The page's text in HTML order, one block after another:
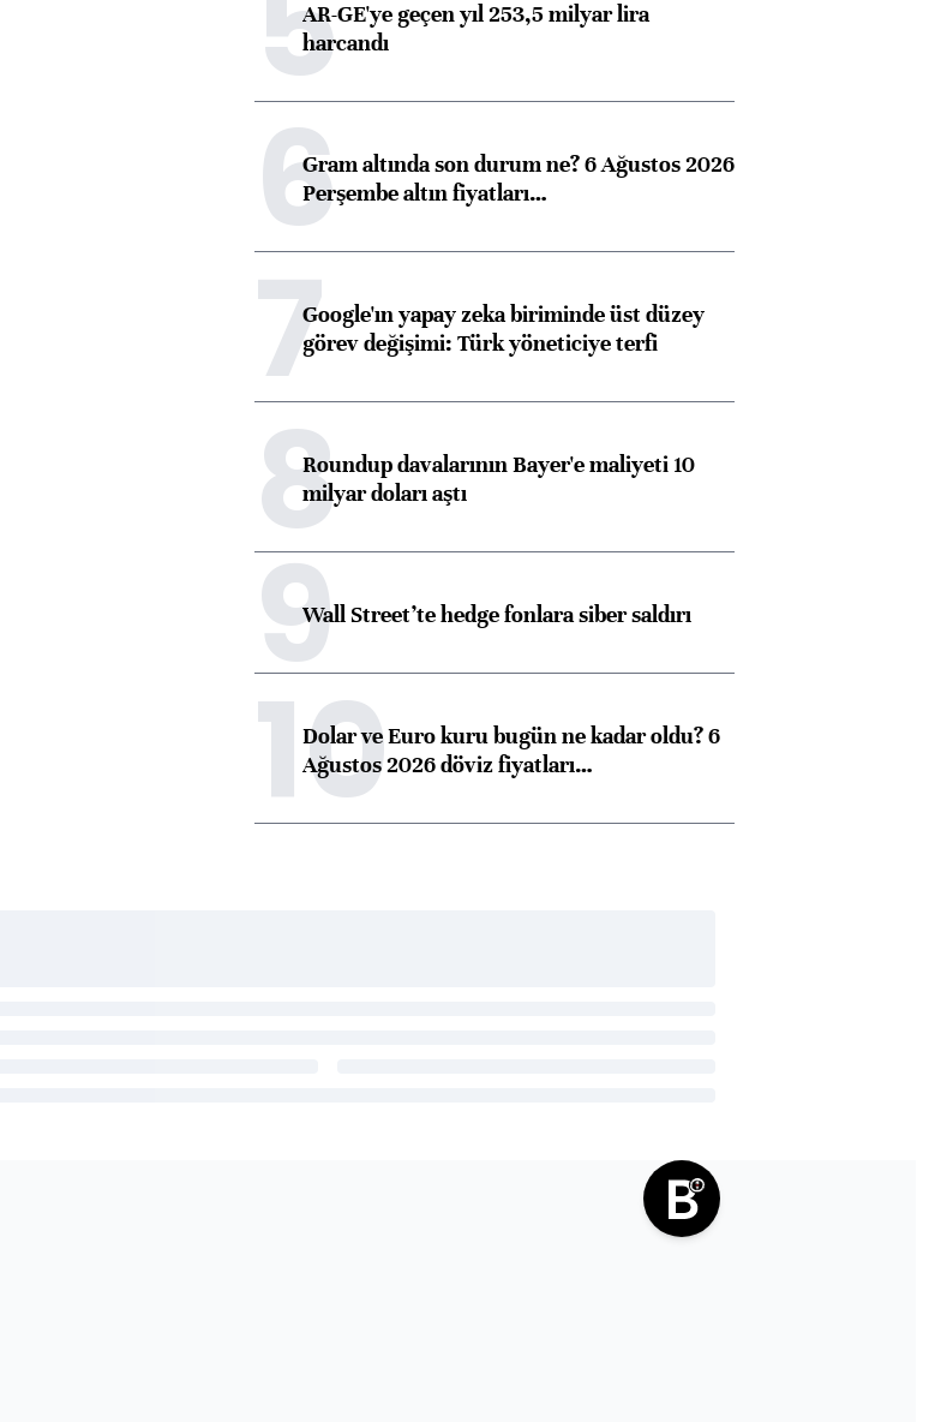
AR-GE'ye geçen yıl 253,5 milyar lira
harcandı
6Gram altında son durum ne? 6 Ağustos 2026
Perşembe altın fiyatları…
7Google'ın yapay zeka biriminde üst düzey
görev değişimi: Türk yöneticiye terfi
8Roundup davalarının Bayer'e maliyeti 10
milyar doları aştı
9Wall Street’te hedge fonlara siber saldırı
10
Dolar ve Euro kuru bugün ne kadar oldu? 6
Ağustos 2026 döviz fiyatları…